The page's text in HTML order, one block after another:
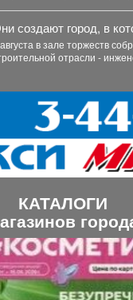
создают город, в
в зале торжеств
отрасли -
КАТАЛОГИ